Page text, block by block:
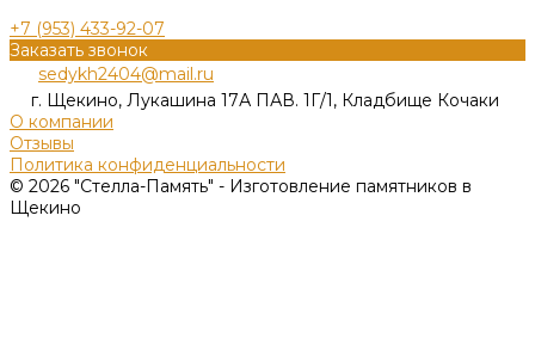
+7 (953) 433-92-07
Заказать звонок
sedykh2404@mail.ru
г. Щекино, Лукашина 17А ПАВ. 1Г/1, Кладбище Кочаки
О компании
Отзывы
Политика конфиденциальности
© 2026 "Стелла-Память" - Изготовление памятников в
Щекино